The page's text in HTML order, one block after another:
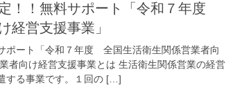
！！無料サポート「令和７年度
経営支援事業」
ポート「令和７年度 全国生活衛生関係営業者向
者向け経営支援事業とは 生活衛生関係営業の経営
する事業です。１回の […]